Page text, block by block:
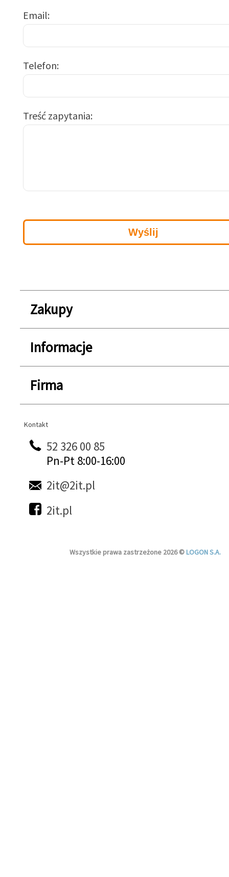
Email
Telefon
Treść zapytania
Zakupy
Informacje
Firma
Kontakt
Kontakt
52 326 00 85
Pn-Pt 8:00-16:00
2it@2it.pl
2it.pl
Wszystkie prawa zastrzeżone 2026 ©LOGON S.A.